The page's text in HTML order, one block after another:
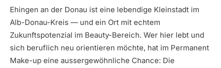
Ehingen an der Donau ist eine lebendige Kleinstadt im
Alb-Donau-Kreis — und ein Ort mit echtem
Zukunftspotenzial im Beauty-Bereich. Wer hier lebt und
sich beruflich neu orientieren möchte, hat im Permanent
Make-up eine aussergewöhnliche Chance: Die